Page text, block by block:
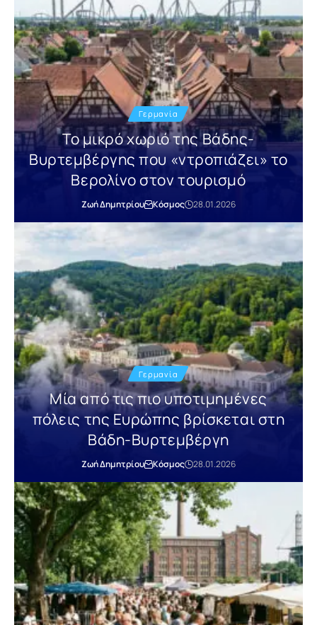
Γερμανία
Το μικρό χωριό της Βάδης-
Βυρτεμβέργης που «ντροπιάζει» το
Βερολίνο στον τουρισμό
Ζωή Δημητρίου Κόσμος 28.01.2026
Γερμανία
Μία από τις πιο υποτιμημένες
πόλεις της Ευρώπης βρίσκεται στη
Βάδη-Βυρτεμβέργη
Ζωή Δημητρίου Κόσμος 28.01.2026